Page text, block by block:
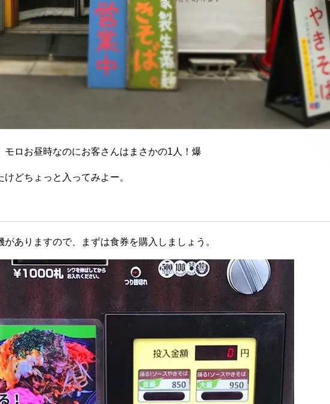
モロお昼時なのにお客さんはまさかの1人！爆
どちょっと入ってみよー。
がありますので、まずは食券を購入しましょう。